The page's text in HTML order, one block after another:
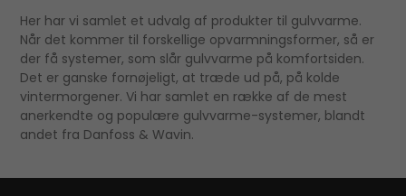
Her har vi samlet et udvalg af produkter til gulvvarme.
Når det kommer til forskellige opvarmningsformer, så er
der få systemer, som slår gulvvarme på komfortsiden.
Det er ganske fornøjeligt, at træde ud på, på kolde
vintermorgener. Vi har samlet en række af de mest
anerkendte og populære gulvvarme-systemer, blandt
andet fra Danfoss & Wavin.